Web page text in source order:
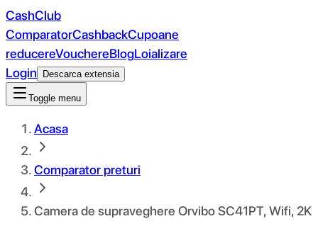
CashClub
ComparatorCashbackCupoane
reducereVouchereBlogLoializare
Login
Descarca extensia
Toggle menu
Acasa
Comparator preturi
Camera de supraveghere Orvibo SC41PT, Wifi, 2K